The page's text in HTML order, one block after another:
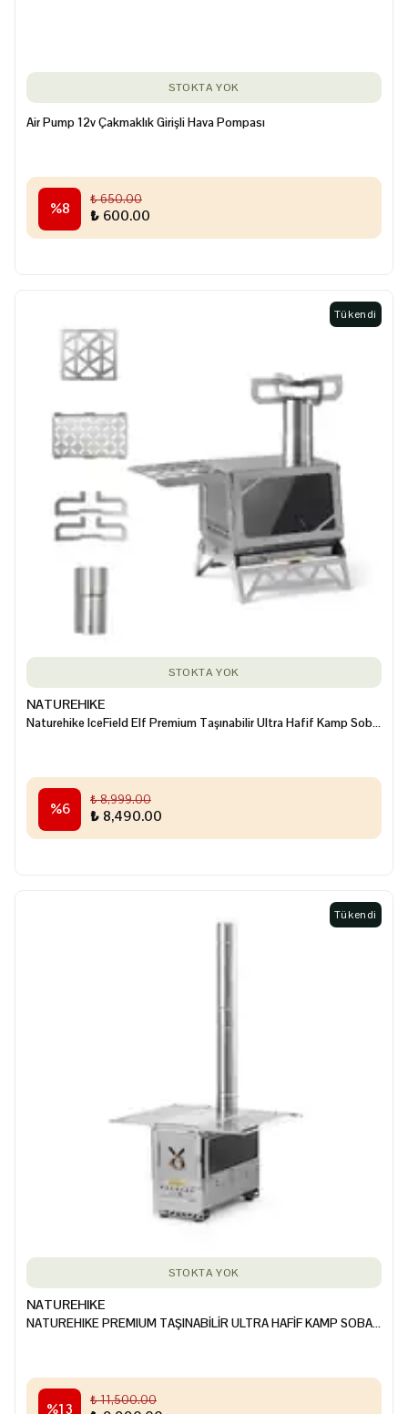
STOKTA YOK
Air Pump 12v Çakmaklık Girişli Hava Pompası
%8
₺ 650.00
₺ 600.00
Tükendi
STOKTA YOK
NATUREHIKE
Naturehike IceField Elf Premium Taşınabilir Ultra Hafif Kamp Sobası
%6
₺ 8,999.00
₺ 8,490.00
Tükendi
STOKTA YOK
NATUREHIKE
NATUREHIKE PREMIUM TAŞINABİLİR ULTRA HAFİF KAMP SOBASI
%13
₺ 11,500.00